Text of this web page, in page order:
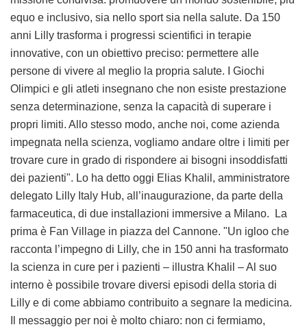
equo e inclusivo, sia nello sport sia nella salute. Da 150
anni Lilly trasforma i progressi scientifici in terapie
innovative, con un obiettivo preciso: permettere alle
persone di vivere al meglio la propria salute. I Giochi
Olimpici e gli atleti insegnano che non esiste prestazione
senza determinazione, senza la capacità di superare i
propri limiti. Allo stesso modo, anche noi, come azienda
impegnata nella scienza, vogliamo andare oltre i limiti per
trovare cure in grado di rispondere ai bisogni insoddisfatti
dei pazienti". Lo ha detto oggi Elias Khalil, amministratore
delegato Lilly Italy Hub, all’inaugurazione, da parte della
farmaceutica, di due installazioni immersive a Milano. La
prima è Fan Village in piazza del Cannone. "Un igloo che
racconta l’impegno di Lilly, che in 150 anni ha trasformato
la scienza in cure per i pazienti – illustra Khalil – Al suo
interno è possibile trovare diversi episodi della storia di
Lilly e di come abbiamo contribuito a segnare la medicina.
Il messaggio per noi è molto chiaro: non ci fermiamo,